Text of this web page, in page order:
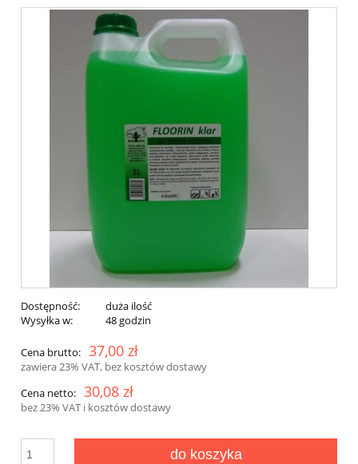
Dostępność:
duża ilość
Wysyłka w:
48 godzin
Cena brutto: 37,00 zł
zawiera 23% VAT, bez kosztów dostawy
Cena netto: 30,08 zł
bez 23% VAT i kosztów dostawy
do koszyka